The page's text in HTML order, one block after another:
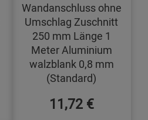
Wandanschluss ohne
Umschlag Zuschnitt
250 mm Länge 1
Meter Aluminium
walzblank 0,8 mm
(Standard)
11,72 €